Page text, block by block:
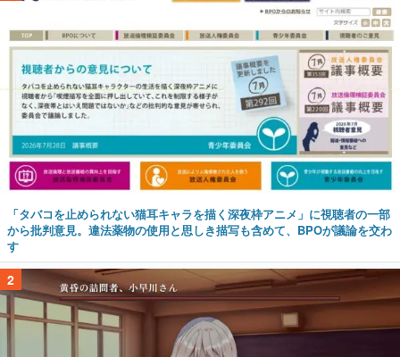
「タバコを止められない猫耳キャラを描く深夜枠アニメ」に視聴者の一部
から批判意見。違法薬物の使用と思しき描写も含めて、BPOが議論を交わ
す
2